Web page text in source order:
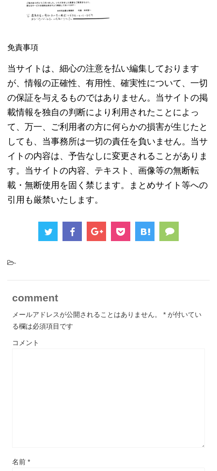
免責事項
当サイトは、細心の注意を払い編集しております
が、情報の正確性、有用性、確実性について、一切
の保証を与えるものではありません。当サイトの掲
載情報を独自の判断により利用されたことによっ
て、万一、ご利用者の方に何らかの損害が生じたと
しても、当事務所は一切の責任を負いません。当サ
イトの内容は、予告なしに変更されることがありま
す。当サイトの内容、テキスト、画像等の無断転
載・無断使用を固く禁じます。まとめサイト等への
引用も厳禁いたします。
-
comment
メールアドレスが公開されることはありません。 * が付いてい
る欄は必須項目です
コメント
名前 *